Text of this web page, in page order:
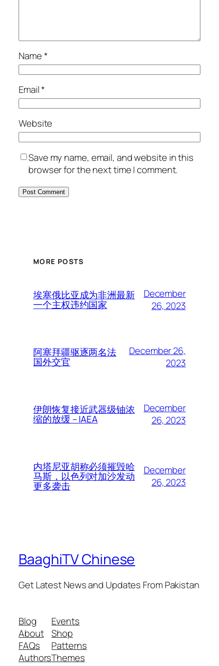
Name*
Email*
Website
Save my name, email, and website in this
browser for the next time I comment.
MORE POSTS
埃塞俄比亚成为非洲最新
一个主权违约国家
December
26, 2023
阿塞拜疆驱逐两名法
国外交官
December 26,
2023
伊朗恢复接近武器级铀浓
缩的放缓 – IAEA
December
26, 2023
内塔尼亚胡称必须摧毁哈
马斯，以色列对加沙发动
更多袭击
December
26, 2023
BaaghiTV Chinese
Get Latest News and Updates From Pakistan
Blog
About
FAQs
Authors
Events
Shop
Patterns
Themes